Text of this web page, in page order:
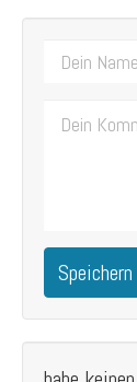
Speichern